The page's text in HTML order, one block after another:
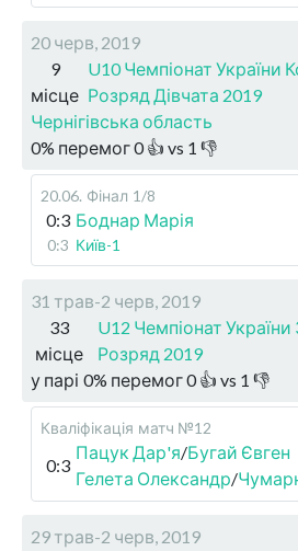
20 черв, 2019
9
місце
U10 Чемпіонат України
Розряд Дівчата 2019
Чернігівська область
0% перемог0👍 vs 1 👎
20.06. Фінал 1/8
0:3 Боднар Марія
0:3 Київ-1
31 трав-2 черв, 2019
33
місце
U12 Чемпіонат
Розряд 2019
у парі 0% перемог0👍 vs 1 👎
Кваліфікація матч №12
0:3
Пацук Дар'я/Бугай Євген
Гелета Олександр/
29 трав-2 черв, 2019